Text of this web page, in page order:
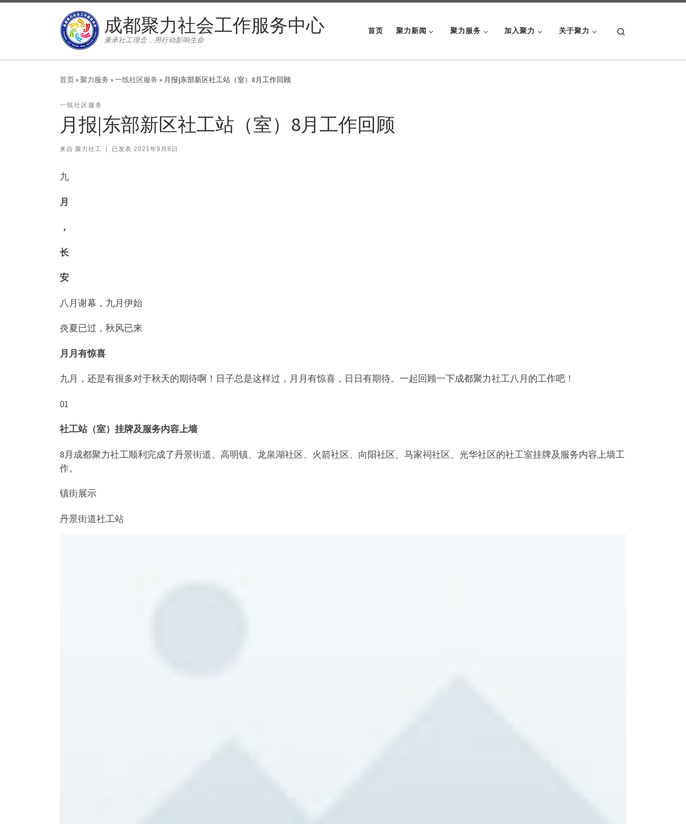
成都聚力社会工作服务中心
秉承社工理念，用行动影响生命
首页 聚力新闻 聚力服务 加入聚力 关于聚力
首页»聚力服务 »一线社区服务 » 月报|东部新区社工站（室）8月工作回顾
一线社区服务
月报|东部新区社工站（室）8月工作回顾
来自 聚力社工 已发表 2021年9月8日
九
月
，
长
安
八月谢幕，九月伊始
炎夏已过，秋风已来
月月有惊喜
九月，还是有很多对于秋天的期待啊！日子总是这样过，月月有惊喜，日日有期待。一起回顾一下成都聚力社工八月的工作吧！
01
社工站（室）挂牌及服务内容上墙
8月成都聚力社工顺利完成了丹景街道、高明镇、龙泉湖社区、火箭社区、向阳社区、马家祠社区、光华社区的社工室挂牌及服务内容上墙工
作。
镇街展示
丹景街道社工站